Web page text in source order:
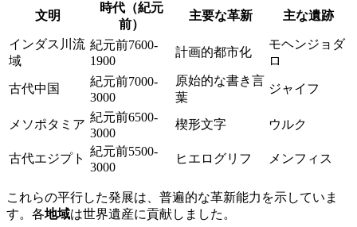
文明
時代（紀元
前）
主要な革新 主な遺跡
インダス川流
域
紀元前7600-
1900
計画的都市化
モヘンジョダ
ロ
古代中国
紀元前7000-
3000
原始的な書き言
葉
ジャイフ
メソポタミア
紀元前6500-
3000
楔形文字 ウルク
古代エジプト
紀元前5500-
3000
ヒエログリフ メンフィス
これらの平行した発展は、普遍的な革新能力を示していま
す。各地域は世界遺産に貢献しました。